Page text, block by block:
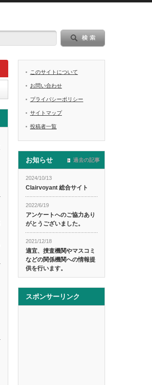
このサイトについて
お問い合わせ
プライバシーポリシー
サイトマップ
投稿者一覧
お知らせ
2024/10/13
Clairvoyant 総合サイト
2022/6/19
アンケートへのご協力あり
がとうございました。
2021/12/18
適宜、捜査機関やマスコミ
などの関係機関への情報提
供を行います。
過去の記事
スポンサーリンク